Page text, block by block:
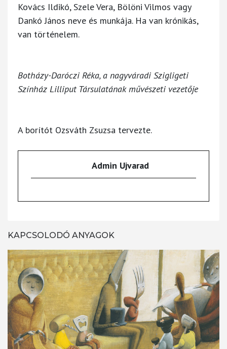
Kovács Ildikó, Szele Vera, Bölöni Vilmos vagy
Dankó János neve és munkája. Ha van krónikás,
van történelem.
Botházy-Daróczi Réka, a nagyváradi Szigligeti
Színház Lilliput Társulatának művészeti vezetője
A borítót Ozsváth Zsuzsa tervezte.
Admin Ujvarad
KAPCSOLODÓ ANYAGOK